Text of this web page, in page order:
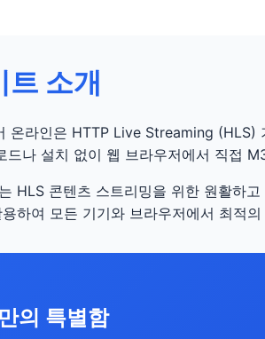
트 소개
온라인은 HTTP Live Streaming (HLS)
드나 설치 없이 웹 브라우저에서 직접
HLS 콘텐츠 스트리밍을 위한 원활하
하여 모든 기기와 브라우저에서 최적
의 특별함